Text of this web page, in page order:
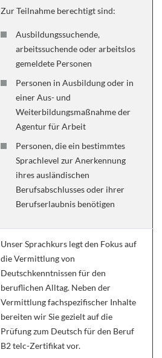
Zur Teilnahme berechtigt sind:
Ausbildungssuchende,
arbeitssuchende oder arbeitslos
gemeldete Personen
Personen in Ausbildung oder in
einer Aus- und
Weiterbildungsmaßnahme der
Agentur für Arbeit
Personen, die ein bestimmtes
Sprachlevel zur Anerkennung
ihres ausländischen
Berufsabschlusses oder ihrer
Berufserlaubnis benötigen
Unser Sprachkurs legt den Fokus auf
die Vermittlung von
Deutschkenntnissen für den
beruflichen Alltag. Neben der
Vermittlung fachspezifischer Inhalte
bereiten wir Sie gezielt auf die
Prüfung zum Deutsch für den Beruf
B2 telc-Zertifikat vor.